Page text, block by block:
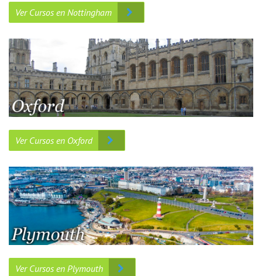
Ver Cursos en Nottingham
Ver Cursos en Oxford
Ver Cursos en Plymouth